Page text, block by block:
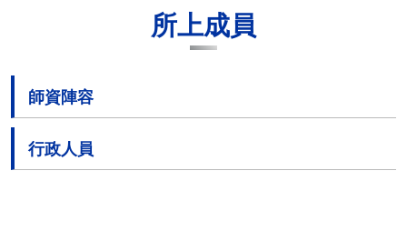
所上成員
師資陣容
行政人員